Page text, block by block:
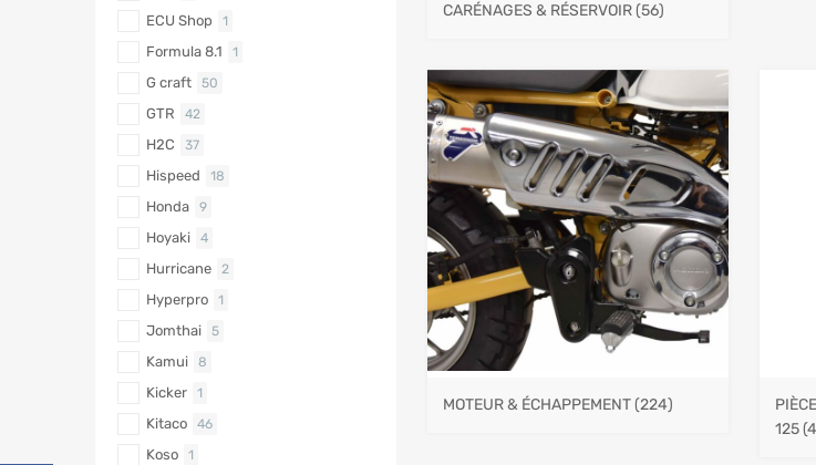
CARÉNAGES & RÉSERVOIR(56)
MOTEUR & ÉCHAPPEMENT(224)
125
ECU Shop 1
Formula 8.1 1
G craft 50
GTR 42
H2C 37
Hispeed 18
Honda 9
Hoyaki 4
Hurricane 2
Hyperpro 1
Jomthai 5
Kamui 8
Kicker 1
Kitaco 46
Koso 1